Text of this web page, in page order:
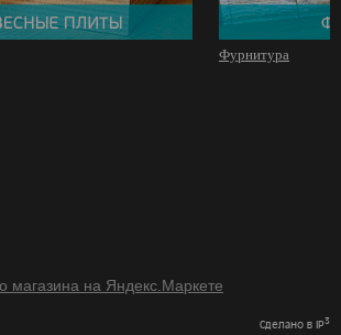
Фурнитура
Сделано в IP3